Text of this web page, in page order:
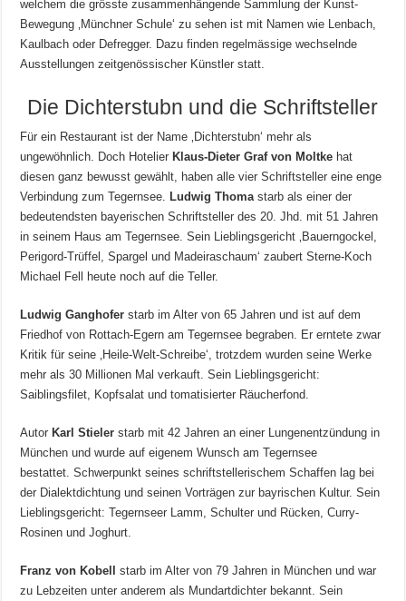
welchem die grösste zusammenhängende Sammlung der Kunst-
Bewegung ‚Münchner Schule‘ zu sehen ist mit Namen wie Lenbach,
Kaulbach oder Defregger. Dazu finden regelmässige wechselnde
Ausstellungen zeitgenössischer Künstler statt.
Die Dichterstubn und die Schriftsteller
Für ein Restaurant ist der Name ‚Dichterstubn‘ mehr als
ungewöhnlich. Doch Hotelier Klaus-Dieter Graf von Moltke hat
diesen ganz bewusst gewählt, haben alle vier Schriftsteller eine enge
Verbindung zum Tegernsee. Ludwig Thomastarb als einer der
bedeutendsten bayerischen Schriftsteller des 20. Jhd. mit 51 Jahren
in seinem Haus am Tegernsee. Sein Lieblingsgericht ‚Bauerngockel,
Perigord-Trüffel, Spargel und Madeiraschaum‘ zaubert Sterne-Koch
Michael Fell heute noch auf die Teller.
Ludwig Ganghofer starb im Alter von 65 Jahren und ist auf dem
Friedhof von Rottach-Egern am Tegernsee begraben. Er erntete zwar
Kritik für seine ‚Heile-Welt-Schreibe‘, trotzdem wurden seine Werke
mehr als 30 Millionen Mal verkauft. Sein Lieblingsgericht:
Saiblingsfilet, Kopfsalat und tomatisierter Räucherfond.
Autor Karl Stieler starb mit 42 Jahren an einer Lungenentzündung in
München und wurde auf eigenem Wunsch am Tegernsee
bestattet. Schwerpunkt seines schriftstellerischem Schaffen lag bei
der Dialektdichtung und seinen Vorträgen zur bayrischen Kultur. Sein
Lieblingsgericht: Tegernseer Lamm, Schulter und Rücken, Curry-
Rosinen und Joghurt.
Franz von Kobell
starb im Alter von 79 Jahren in München und war
zu Lebzeiten unter anderem als Mundartdichter bekannt. Sein